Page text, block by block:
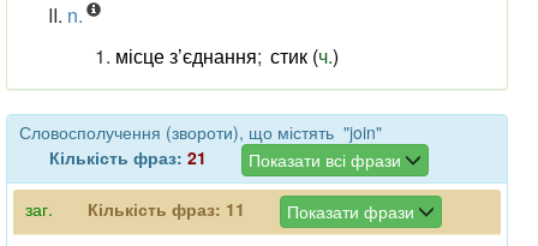
n.
місце з’єднання; стик (ч.)
Словосполучення (звороти), що містять "join"
Кількість фраз: 21 Показати всі фрази
заг. Кількість фраз: 11 Показати фрази